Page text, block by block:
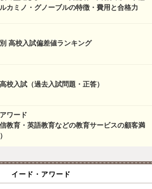
カミノ・グノーブルの特徴・費用と合格力
高校入試偏差値ランキング
校入試（過去入試問題・正答）
ワード
信教育・英語教育などの教育サービスの顧客満
イード・アワード